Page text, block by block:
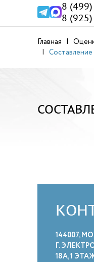
8
8
Главная
144007,
Г.
18А, 1